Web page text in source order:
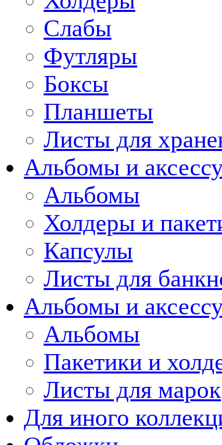
Слабы
Футляры
Боксы
Планшеты
Листы для
Альбомы и
Альбомы
Холдеры и
Капсулы
Листы для
Альбомы и
Альбомы
Пакетики и
Листы для марок
Для иного